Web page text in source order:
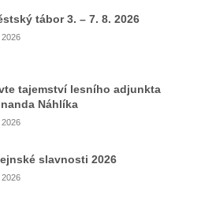
tábor 3. – 7. 8. 2026
2026
tajemství lesního adjunkta
Náhlíka
2026
slavnosti 2026
2026